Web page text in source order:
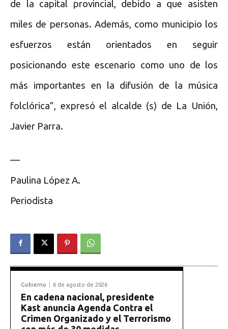
de la capital provincial, debido a que asisten
miles de personas. Además, como municipio los
esfuerzos están orientados en seguir
posicionando este escenario como uno de los
más importantes en la difusión de la música
folclórica”, expresó el alcalde (s) de La Unión,
Javier Parra.
—
Paulina López A.
Periodista
Gobierno 6 de agosto de 2026
En cadena nacional, presidente
Kast anuncia Agenda Contra el
Crimen Organizado y el Terrorismo